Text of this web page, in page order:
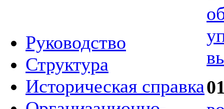
Руководство
Структура
Историческая справка